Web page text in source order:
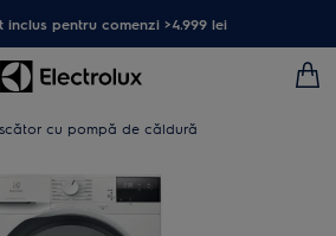
inclus pentru comenzi >4.999 lei
cu pompă de căldură